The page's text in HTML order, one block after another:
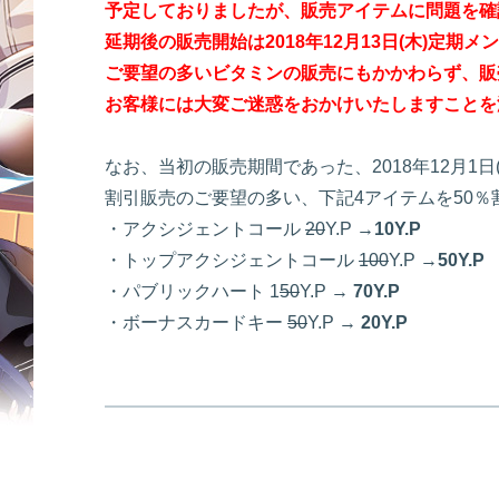
予定しておりましたが、販売アイテムに問題を
延期後の販売開始は2018年12月13日(木)定期メ
ご要望の多いビタミンの販売にもかかわらず、
お客様には大変ご迷惑をおかけいたしますこと
なお、当初の販売期間であった、2018年12月1
割引販売のご要望の多い、下記4アイテムを50
・アクシジェントコール 20Y.P → 10Y.P
・トップアクシジェントコール 100Y.P →50Y.P
・パブリックハート 150Y.P → 70Y.P
・ボーナスカードキー 50Y.P → 20Y.P